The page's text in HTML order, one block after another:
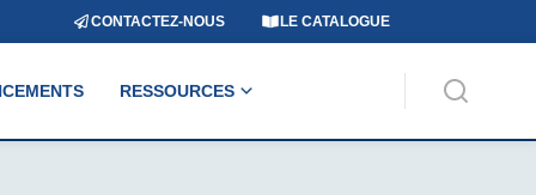
CONTACTEZ-NOUS LE CATALOGUE
RESSOURCES